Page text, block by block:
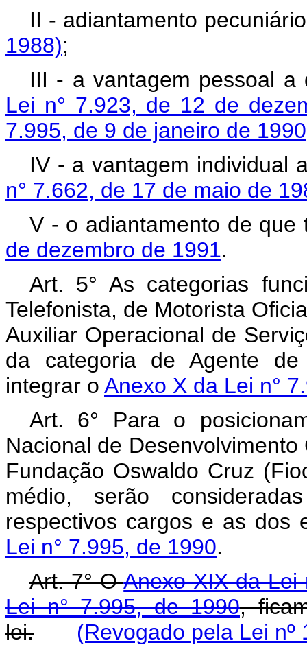
II - adiantamento
1988);
III - a vantagem pessoal
Lei n° 7.923, de 12 de
7.995, de 9 de janeiro de 1990
IV - a vantagem individual
n° 7.662, de 17 de maio de
V - o adiantamento de
de dezembro de 1991.
Art. 5° As categorias
Telefonista, de Motorista
Auxiliar Operacional de
da categoria de Agente
integrar o Anexo X da Lei n°
Art. 6° Para o
Nacional de
Fundação Oswaldo Cruz
médio, serão
respectivos cargos e as dos
Lei n° 7.995, de 1990.
Art. 7° OAnexo XIX da Lei
Lei n° 7.995, de 1990,
lei.
(Revogado pela Lei nº